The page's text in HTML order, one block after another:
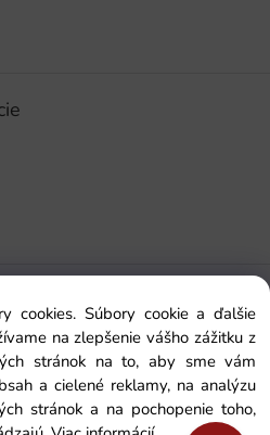
cookies. Súbory cookie a ďalšie
na zlepšenie vášho zážitku z
stránok na to, aby sme vám
a cielené reklamy, na analýzu
stránok a na pochopenie toho,